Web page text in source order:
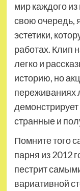
мир каждого
свою очередь,
эстетики,
работах. Клип
легко и
историю, но
переживаниях
странные и
Помните того
парня из 2012
пестрит
вариативной